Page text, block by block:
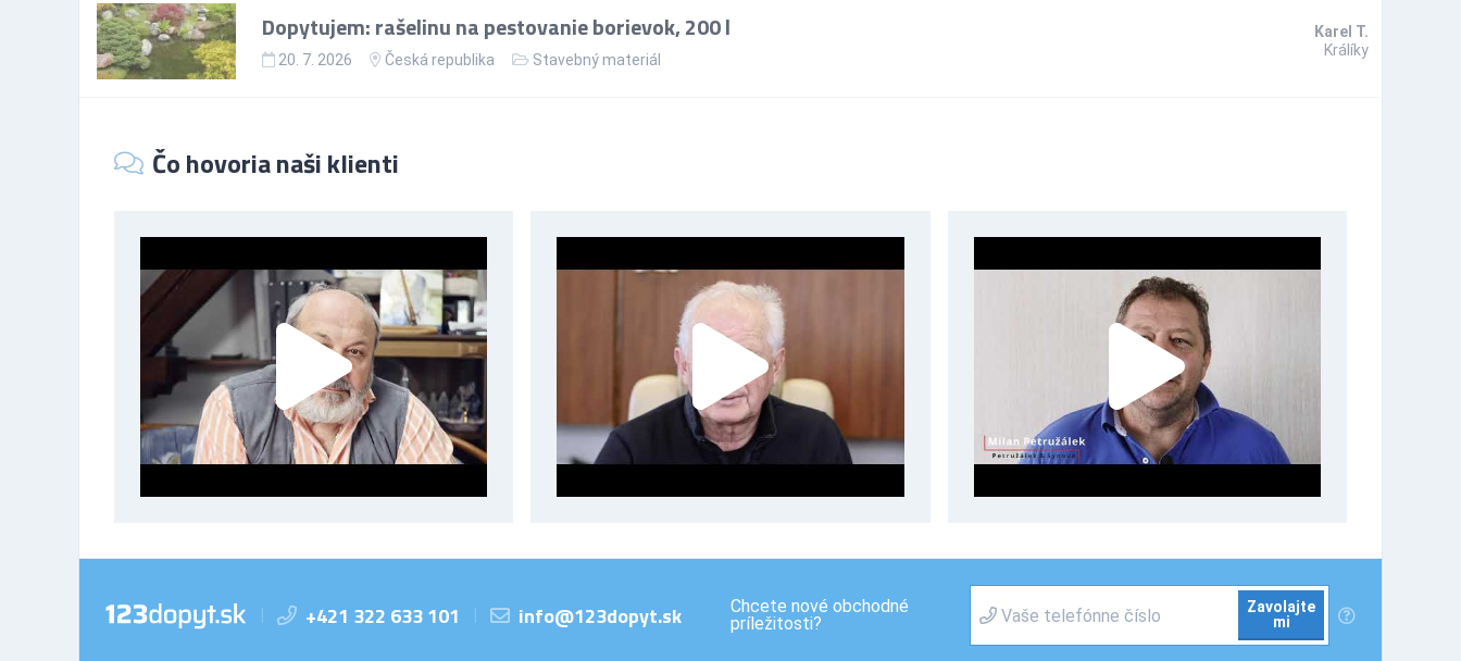
Dopytujem: rašelinu na pestovanie borievok, 200 l
20. 7. 2026 Česká republika Stavebný materiál
Karel T.
Králíky
Čo hovoria naši klienti
+421 322 633 101 info@123dopyt.sk
Chcete nové obchodné
príležitosti?
Zavolajte
mi